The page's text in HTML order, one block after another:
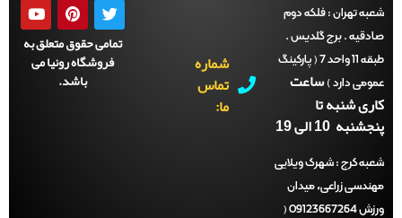
تهران :فلکه دوم
. برج گلدیس .
طبقه 11 واحد 7 ( پارکینگ
دارد )ساعت
شنبه تا
10 الی 19
کرج :شهرک ویلایی
زراعی، میدان
ورزش 09123667264 (
شماره
تماس
تمامی حقوق متعلق به
فروشگاه رونیا می
باشد.